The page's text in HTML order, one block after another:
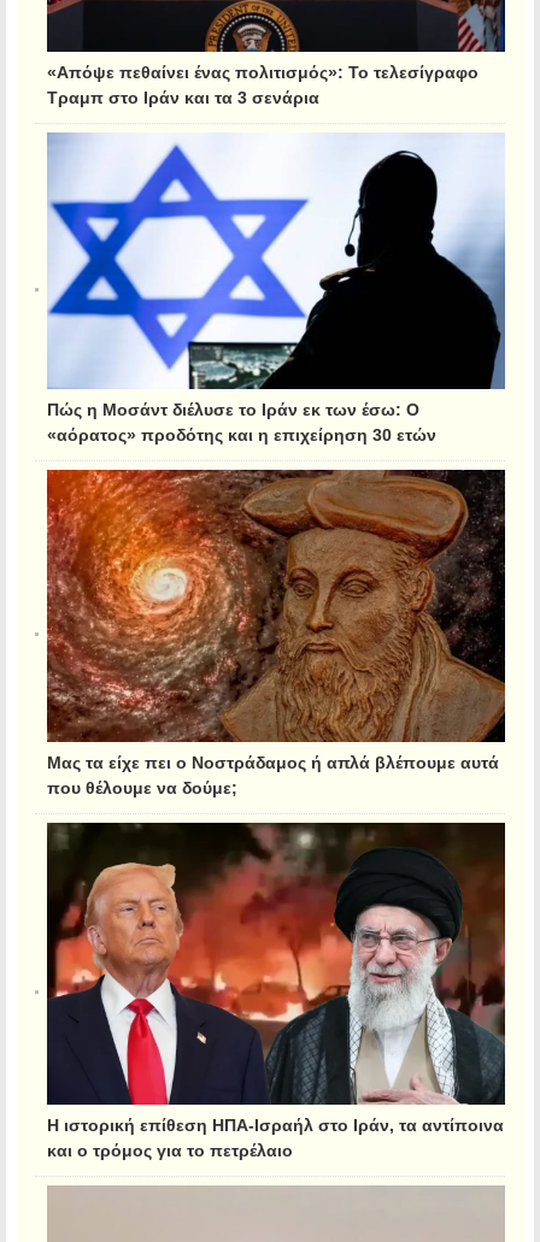
«Απόψε πεθαίνει ένας πολιτισμός»: Το τελεσίγραφο
Τραμπ στο Ιράν και τα 3 σενάρια
Πώς η Μοσάντ διέλυσε το Ιράν εκ των έσω: Ο
«αόρατος» προδότης και η επιχείρηση 30 ετών
Μας τα είχε πει ο Νοστράδαμος ή απλά βλέπουμε αυτά
που θέλουμε να δούμε;
Η ιστορική επίθεση ΗΠΑ-Ισραήλ στο Ιράν, τα αντίποινα
και ο τρόμος για το πετρέλαιο